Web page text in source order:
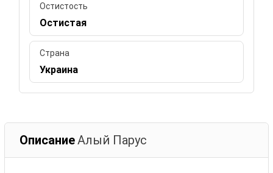
Остистость
Остистая
Страна
Украина
ОписаниеАлый Парус